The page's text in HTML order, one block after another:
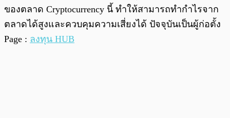
ของตลาด Cryptocurrency นี้ ทำให้สามารถทำกำไรจาก
ตลาดได้สูงและควบคุมความเสี่ยงได้ ปัจจุบันเป็นผู้ก่อตั้ง
Page : ลงทุน HUB